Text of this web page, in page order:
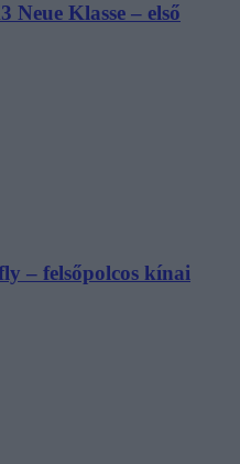
Neue Klasse – első
– felsőpolcos kínai